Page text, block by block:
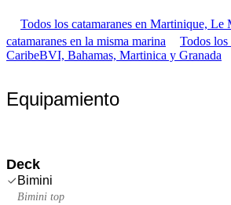
Todos los catamaranes en Martinique, Le
catamaranes en la misma marina
Todos los
CaribeBVI, Bahamas, Martinica y Granada
Equipamiento
Deck
Bimini
Bimini top